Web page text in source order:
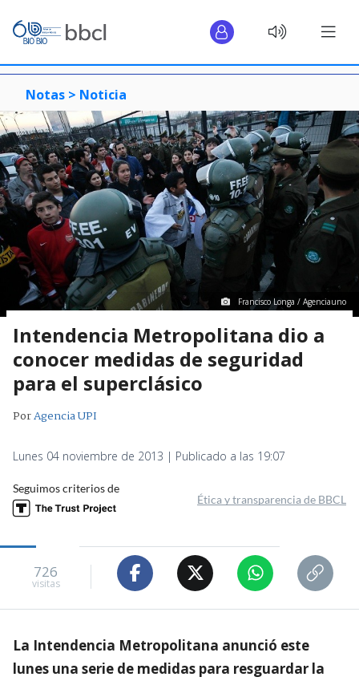
Notas > Noticia
Francisco Longa / Agenciauno
Intendencia Metropolitana dio a
conocer medidas de seguridad
para el superclásico
PorAgencia UPI
Lunes 04 noviembre de 2013 | Publicado a las 19:07
Seguimos criterios de
Ética y transparencia de BBCL
726
visitas
La Intendencia Metropolitana anunció este
lunes una serie de medidas para resguardar la